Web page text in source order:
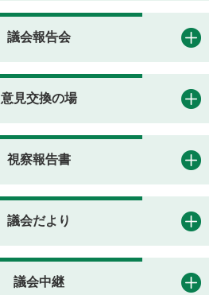
議会報告会
意見交換の場
視察報告書
議会だより
議会中継